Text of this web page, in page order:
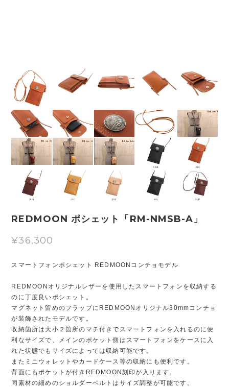
REDMOON ポシェット「RM-NMSB-A」
¥36,300
スマートフォンポシェット REDMOONコンチョモデル
REDMOONオリジナルレザーを使用したスマートフォンを収納する
のに丁度良いポシェット。
マグネット留めのフラップにREDMOONオリジナル30mmコンチョ
が装飾されたモデルです。
収納箇所は大小２箇所のマチ付きでスマートフォンを入れるのに便
利なサイズで、メインのポケット側はスマートフォンをケースに入
れた状態でもサイズによっては収納可能です。
またミニウォレットやカードケース等の収納にも便利です。
背面にもポケットが付きREDMOON刻印が入ります。
同素材の細めのショルダーベルトはサイズ調整が可能です。